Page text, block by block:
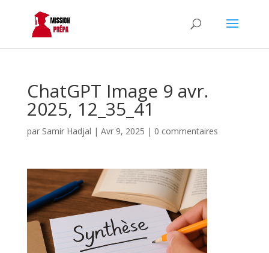
ChatGPT Image 9 avr.
2025, 12_35_41
par Samir Hadjal | Avr 9, 2025 | 0 commentaires